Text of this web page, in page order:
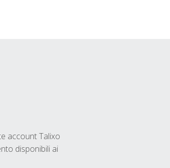
account Talixo
disponibili ai